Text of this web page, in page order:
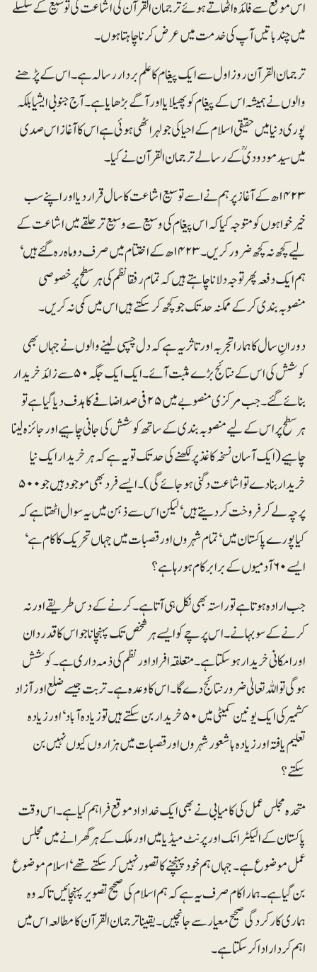
اس موقع سے فائدہ اٹھاتے ہوئے ترجمان القرآن کی اشاعت کی توسیع کے سلسلے
میں چند باتیں آپ کی خدمت میں عرض کرنا چاہتا ہوں۔
ترجمان القرآن روزاول سے ایک پیغام کا علم بردار رسالہ ہے۔ اس کے پڑھنے
والوں نے ہمیشہ اس کے پیغام کو پھیلایا اور آگے بڑھایا ہے۔ آج جنوبی ایشیا بلکہ
پوری دنیا میں حقیقی اسلام کے احیا کی جو لہر اٹھی ہوئی ہے اس کا آغاز اس صدی
میں سید مودودی ؒکے رسالے ترجمان القرآن نے کیا۔
۱۴۲۳ھ کے آغاز پر ہم نے اسے توسیع اشاعت کا سال قرار دیا اور اپنے سب
خیرخواہوں کو متوجہ کیا کہ اس پیغام کی وسیع سے وسیع تر حلقے میں اشاعت کے
لیے کچھ نہ کچھ ضرور کریں۔ ۱۴۲۳ھ کے اختتام میں صرف دو ماہ رہ گئے ہیں‘
ہم ایک دفعہ پھر توجہ دلانا چاہتے ہیں کہ تمام رفقا نظم کی ہر سطح پر خصوصی
منصوبہ بندی کر کے ممکنہ حد تک جو کچھ کر سکتے ہیں اس میں کمی نہ کریں۔
دورانِ سال کا ہمارا تجربہ اور تاثر یہ ہے کہ دل چسپی لینے والوں نے جہاں بھی
کوشش کی اس کے نتائج بڑے مثبت آئے۔ ایک ایک جگہ ۵۰ سے زائد خریدار
بنائے گئے۔ جب مرکزی منصوبے میں ۲۵ فی صد اضافے کا ہدف دیا گیا ہے تو
ہرسطح پر اس کے لیے منصوبہ بندی کے ساتھ کوشش کی جانی چاہیے اور جائزہ لینا
چاہیے (ایک آسان نسخہ کاغذ پر لکھنے کی حد تک تو یہ ہے کہ ہر خریدار ایک نیا
خریدار بنا دے تو اشاعت دگنی ہو جائے گی)۔ ایسے فرد بھی موجود ہیں جو ۵۰۰
پرچہ لے کر فروخت کردیتے ہیں‘ لیکن اس سے ذہن میں یہ سوال اٹھتا ہے کہ
کیا پورے پاکستان میں‘ تمام شہروں اور قصبات میں جہاں تحریک کا کام ہے‘
ایسے ۶۰ آدمیوں کے برابر کام ہو رہا ہے؟
جب ارادہ ہوتا ہے تو راستہ بھی نکل ہی آتا ہے۔ کرنے کے دس طریقے اور نہ
کرنے کے سو بہانے۔ اس پرچے کو ایسے ہر شخص تک پہنچانا جو اس کا قدردان
اور امکانی خریدار ہو سکتا ہے۔ متعلقہ افراد اور نظم کی ذمہ داری ہے۔ کوشش
ہوگی تو اللہ تعالیٰ ضرور نتائج دے گا۔ اس کا وعدہ ہے۔ تربت جیسے ضلع اور آزاد
کشمیر کی ایک یونین کمیٹی میں ۵۰ خریدار بن سکتے ہیں تو زیادہ آباد‘ اور زیادہ
تعلیم یافتہ اور زیادہ باشعور شہروں اور قصبات میں ہزاروں کیوں نہیں بن
سکتے؟
متحدہ مجلس عمل کی کامیابی نے بھی ایک خداداد موقع فراہم کیا ہے۔ اس وقت
پاکستان کے الیکٹرانک اور پرنٹ میڈیا میں اور ملک کے ہر گھرانے میں مجلس
عمل موضوع ہے۔ جہاں ہم خود پہنچنے کا تصور نہیں کرسکتے تھے‘ اسلام موضوع
بن گیا ہے۔ ہمارا کام صرف یہ ہے کہ ہم اسلام کی صحیح تصویر پہنچائیں تاکہ وہ
ہماری کارکردگی صحیح معیار سے جانچیں۔ یقینا ترجمان القرآن کا مطالعہ اس میں
اہم کردار ادا کر سکتا ہے۔